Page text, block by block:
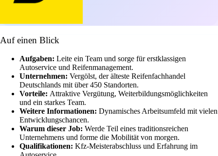
Auf einen Blick
Aufgaben: Leite ein Team und sorge für erstklassigen
Autoservice und Reifenmanagement.
Unternehmen: Vergölst, der älteste Reifenfachhandel
Deutschlands mit über 450 Standorten.
Vorteile: Attraktive Vergütung, Weiterbildungsmöglichkeiten
und ein starkes Team.
Weitere Informationen: Dynamisches Arbeitsumfeld mit vielen
Entwicklungschancen.
Warum dieser Job: Werde Teil eines traditionsreichen
Unternehmens und forme die Mobilität von morgen.
Qualifikationen: Kfz-Meisterabschluss und Erfahrung im